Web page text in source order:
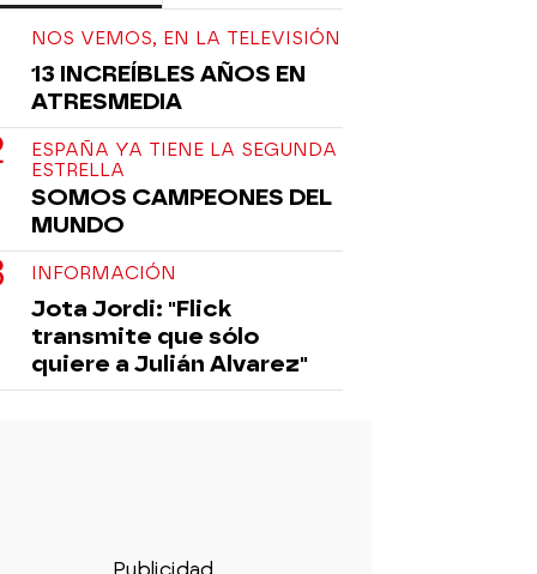
NOS VEMOS, EN LA TELEVISIÓN
13 INCREÍBLES AÑOS EN
ATRESMEDIA
ESPAÑA YA TIENE LA SEGUNDA
ESTRELLA
SOMOS CAMPEONES DEL
MUNDO
INFORMACIÓN
Jota Jordi: "Flick
transmite que sólo
quiere a Julián Alvarez"